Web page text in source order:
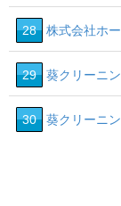
28 株式会社ホ
29 葵クリーニ
30 葵クリーニ